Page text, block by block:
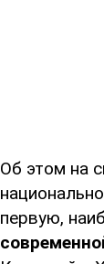
Об этом на
первую,